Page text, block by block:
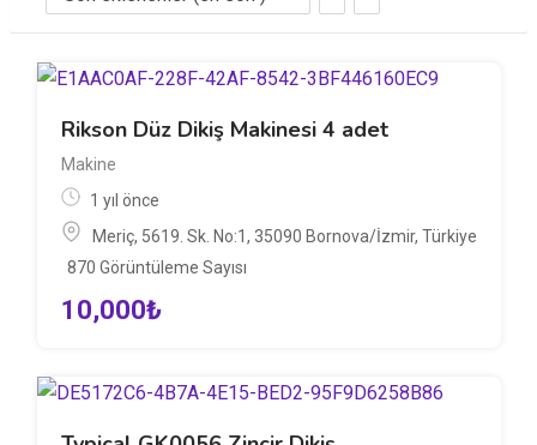
Rikson Düz Dikiş Makinesi 4 adet
Makine
1 yıl önce
Meriç, 5619. Sk. No:1, 35090 Bornova/İzmir, Türkiye
870 Görüntüleme Sayısı
10,000₺